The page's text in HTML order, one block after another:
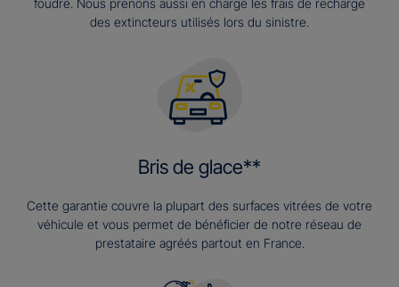
foudre. Nous prenons aussi en charge les frais de recharge
des extincteurs utilisés lors du sinistre.
Bris de glace**
Cette garantie couvre la plupart des surfaces vitrées de votre
véhicule et vous permet de bénéficier de notre réseau de
prestataire agréés partout en France.